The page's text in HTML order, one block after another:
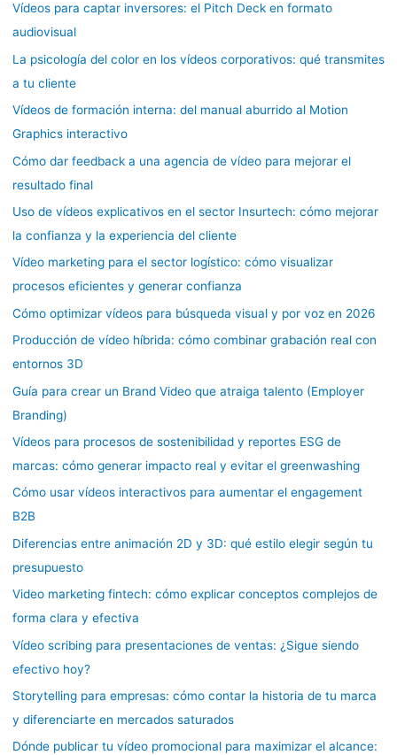
Vídeos para captar inversores: el Pitch Deck en formato
audiovisual
La psicología del color en los vídeos corporativos: qué transmites
a tu cliente
Vídeos de formación interna: del manual aburrido al Motion
Graphics interactivo
Cómo dar feedback a una agencia de vídeo para mejorar el
resultado final
Uso de vídeos explicativos en el sector Insurtech: cómo mejorar
la confianza y la experiencia del cliente
Vídeo marketing para el sector logístico: cómo visualizar
procesos eficientes y generar confianza
Cómo optimizar vídeos para búsqueda visual y por voz en 2026
Producción de vídeo híbrida: cómo combinar grabación real con
entornos 3D
Guía para crear un Brand Video que atraiga talento (Employer
Branding)
Vídeos para procesos de sostenibilidad y reportes ESG de
marcas: cómo generar impacto real y evitar el greenwashing
Cómo usar vídeos interactivos para aumentar el engagement
B2B
Diferencias entre animación 2D y 3D: qué estilo elegir según tu
presupuesto
Video marketing fintech: cómo explicar conceptos complejos de
forma clara y efectiva
Vídeo scribing para presentaciones de ventas: ¿Sigue siendo
efectivo hoy?
Storytelling para empresas: cómo contar la historia de tu marca
y diferenciarte en mercados saturados
Dónde publicar tu vídeo promocional para maximizar el alcance: